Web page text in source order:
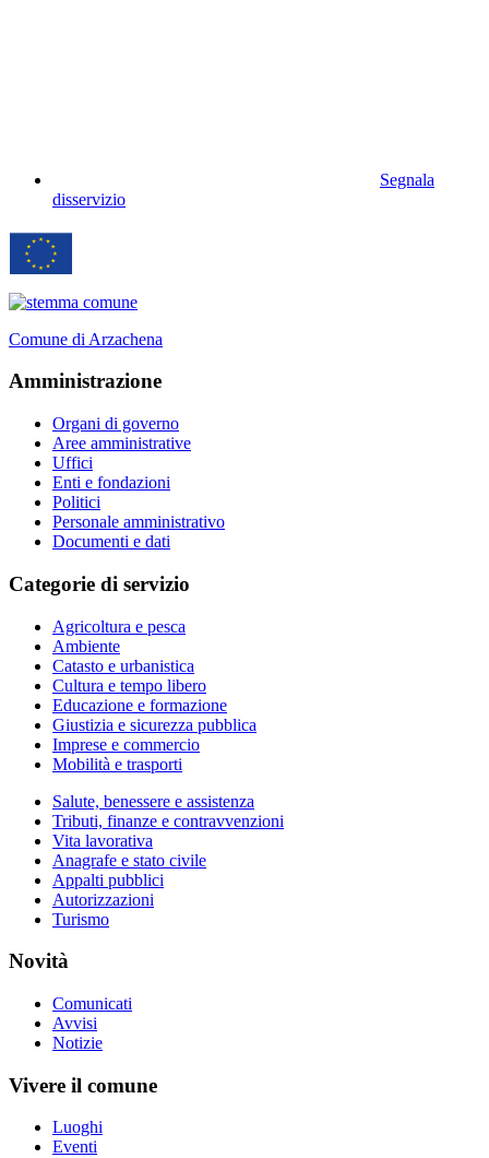
Segnala
disservizio
Comune di Arzachena
Amministrazione
Organi di governo
Aree amministrative
Uffici
Enti e fondazioni
Politici
Personale amministrativo
Documenti e dati
Categorie di servizio
Agricoltura e pesca
Ambiente
Catasto e urbanistica
Cultura e tempo libero
Educazione e formazione
Giustizia e sicurezza pubblica
Imprese e commercio
Mobilità e trasporti
Salute, benessere e assistenza
Tributi, finanze e contravvenzioni
Vita lavorativa
Anagrafe e stato civile
Appalti pubblici
Autorizzazioni
Turismo
Novità
Comunicati
Avvisi
Notizie
Vivere il comune
Luoghi
Eventi